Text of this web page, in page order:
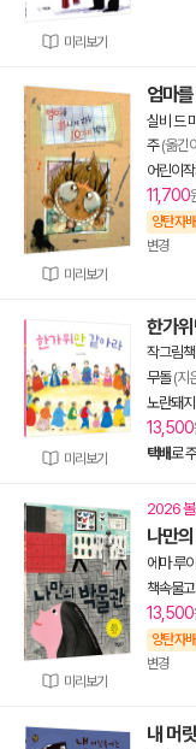
미리보기
미리보기
엄마
실비 드
주(옮긴
어린이
11,700
양탄자
변경
미리보기
한가
작그림
무돌(지
노란돼지
13,500
택배로
미리보기
2026 볼
나만
에마 루
책속물고
13,500
양탄자
변경
내 머